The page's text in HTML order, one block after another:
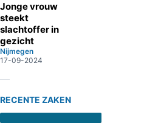
Jonge vrouw
steekt
slachtoffer in
gezicht
Nijmegen
17-09-2024
RECENTE ZAKEN